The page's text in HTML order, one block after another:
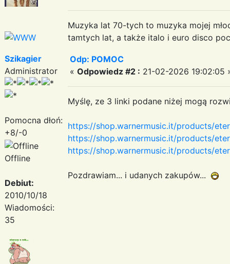
Muzyka lat 70-tych to muzyka mojej
tamtych lat, a także italo i euro disco
Szikagier
Administrator
Pomocna dłoń:
+8/-0
Offline
Debiut:
2010/10/18
Wiadomości:
35
Odp: POMOC
« Odpowiedz #2 : 21-02-2026 19:02:05
Myślę, ze 3 linki podane niżej mogą
https://shop.warnermusic.it/products/
https://shop.warnermusic.it/products/
https://shop.warnermusic.it/products/
Pozdrawiam... i udanych zakupów...